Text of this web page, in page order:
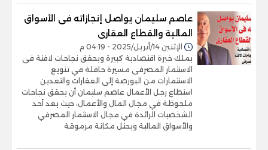
عاصم سليمان يواصل إنجازاته فى الأسواق
المالية والقطاع العقارى
الإثنين 14/أبريل/2025 - 04:19 م
يملك خبرة اقتصادية كبيرة ويحقق نجاحات لافتة فى
الاستثمار المصرفى مسيرة حافلة في تنويع
الاستثمارات من البورصة إلى العقارات والتعدين
استطاع رجل الأعمال عاصم سليمان أن يحقق نجاحات
ملحوظة في مجال المال والأعمال، حيث يعد أحد
الشخصيات الرائدة في مجال الاستثمار المصرفي
والأسواق المالية ويحتل مكانة مرموقة